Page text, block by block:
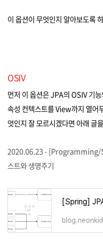
이 옵션이 무엇인지 알아보도록
OSIV
먼저 이 옵션은 JPA의 OSIV 기
속성 컨텍스트를 View까지 열어
엇인지 잘 모르시겠다면 아래 글
2020.06.23 - [Programming/
스트와 생명주기
[Spring]